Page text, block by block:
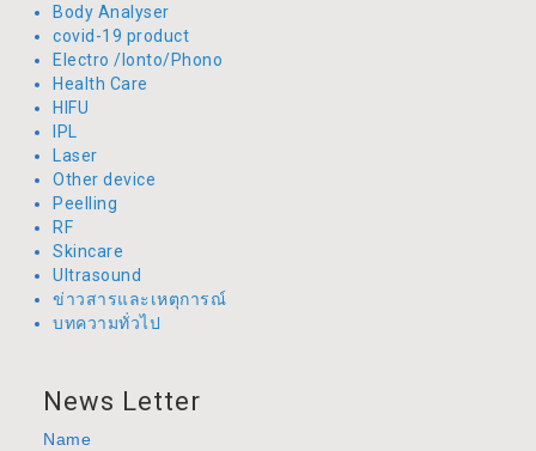
Body Analyser
covid-19 product
Electro /Ionto/Phono
Health Care
HIFU
IPL
Laser
Other device
Peelling
RF
Skincare
Ultrasound
ข่าวสารและเหตุการณ์
บทความทั่วไป
News Letter
Name